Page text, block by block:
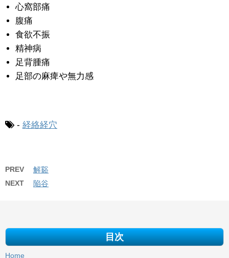
心窩部痛
腹痛
食欲不振
精神病
足背腫痛
足部の麻痺や無力感
- 経絡経穴
PREV 解谿
NEXT 陥谷
目次
Home